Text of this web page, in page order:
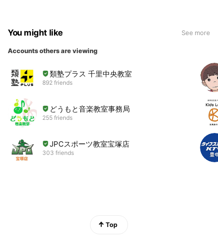
You might like See more
Accounts others are viewing
類塾プラス 千里中央教室
892 friends
どうもと音楽教室事務局
255 friends
JPCスポーツ教室宝塚店
303 friends
Top